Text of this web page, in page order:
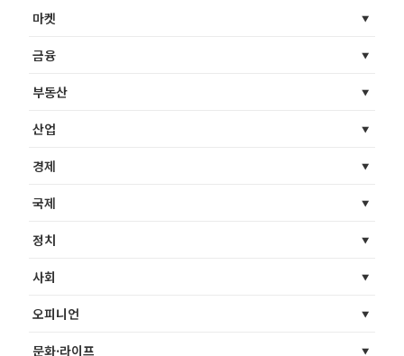
마켓
금융
부동산
산업
경제
국제
정치
사회
오피니언
문화·라이프